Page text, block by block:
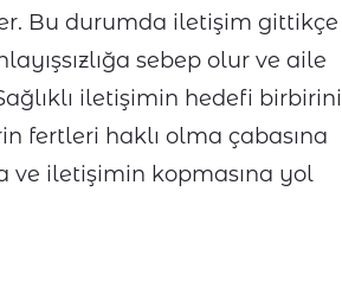
Bu durumda iletişim gittikçe
sebep olur ve aile
iletişimin hedefi birbirini
fertleri haklı olma çabasına
ve iletişimin kopmasına yol